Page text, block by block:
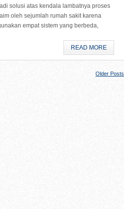
solusi atas kendala lambatnya proses
oleh sejumlah rumah sakit karena
empat sistem yang berbeda,
READ MORE
Older Posts